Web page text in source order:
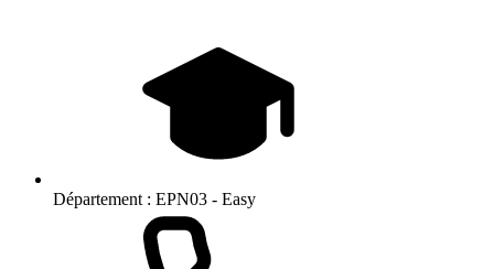
Département : EPN03 - Easy